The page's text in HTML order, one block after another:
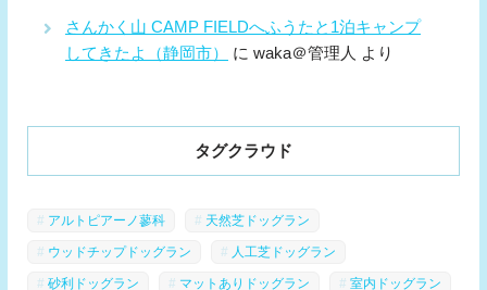
さんかく山 CAMP FIELDへふうたと1泊キャンプ
してきたよ（静岡市）
に waka＠管理人 より
タグクラウド
アルトピアーノ蓼科 天然芝ドッグラン
ウッドチップドッグラン 人工芝ドッグラン
砂利ドッグラン マットありドッグラン 室内ドッグラン